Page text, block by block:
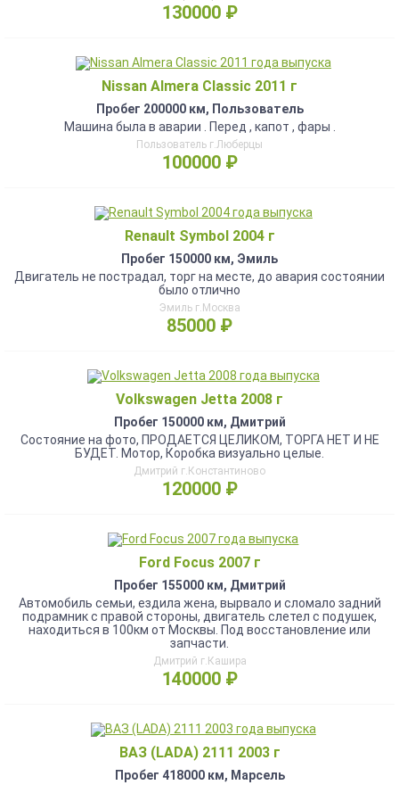
130000 ₽
Nissan Almera Classic 2011 г
Пробег 200000 км, Пользователь
Машина была в аварии . Перед , капот , фары .
Пользователь г.Люберцы
100000 ₽
Renault Symbol 2004 г
Пробег 150000 км, Эмиль
Двигатель не пострадал, торг на месте, до авария состоянии
было отлично
Эмиль г.Москва
85000 ₽
Volkswagen Jetta 2008 г
Пробег 150000 км, Дмитрий
Состояние на фото, ПРОДАЁТСЯ ЦЕЛИКОМ, ТОРГА НЕТ И НЕ
БУДЕТ. Мотор, Коробка визуально целые.
Дмитрий г.Константиново
120000 ₽
Ford Focus 2007 г
Пробег 155000 км, Дмитрий
Автомобиль семьи, ездила жена, вырвало и сломало задний
подрамник с правой стороны, двигатель слетел с подушек,
находиться в 100км от Москвы. Под восстановление или
запчасти.
Дмитрий г.Кашира
140000 ₽
ВАЗ (LADA) 2111 2003 г
Пробег 418000 км, Марсель